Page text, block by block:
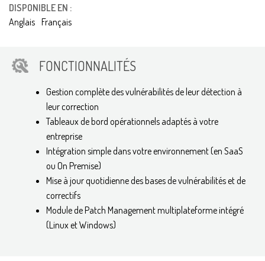
DISPONIBLE EN :
Anglais Français
FONCTIONNALITÉS
Gestion complète des vulnérabilités de leur détection à
leur correction
Tableaux de bord opérationnels adaptés à votre
entreprise
Intégration simple dans votre environnement (en SaaS
ou On Premise)
Mise à jour quotidienne des bases de vulnérabilités et de
correctifs
Module de Patch Management multiplateforme intégré
(Linux et Windows)